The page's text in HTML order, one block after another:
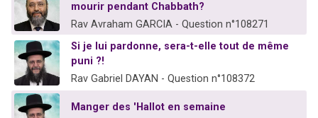
mourir pendant Chabbath?
Rav Avraham GARCIA - Question n°108271
Si je lui pardonne, sera-t-elle tout de même
puni ?!
Rav Gabriel DAYAN - Question n°108372
Manger des 'Hallot en semaine